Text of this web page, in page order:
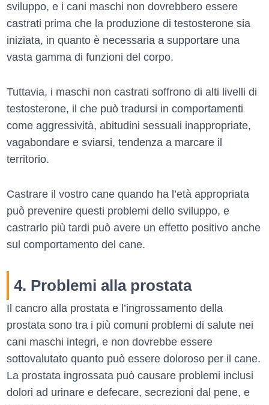
sviluppo, e i cani maschi non dovrebbero essere
castrati prima che la produzione di testosterone sia
iniziata, in quanto è necessaria a supportare una
vasta gamma di funzioni del corpo.
Tuttavia, i maschi non castrati soffrono di alti livelli di
testosterone, il che può tradursi in comportamenti
come aggressività, abitudini sessuali inappropriate,
vagabondare e sviarsi, tendenza a marcare il
territorio.
Castrare il vostro cane quando ha l’età appropriata
può prevenire questi problemi dello sviluppo, e
castrarlo più tardi può avere un effetto positivo anche
sul comportamento del cane.
4. Problemi alla prostata
Il cancro alla prostata e l’ingrossamento della
prostata sono tra i più comuni problemi di salute nei
cani maschi integri, e non dovrebbe essere
sottovalutato quanto può essere doloroso per il cane.
La prostata ingrossata può causare problemi inclusi
dolori ad urinare e defecare, secrezioni dal pene, e